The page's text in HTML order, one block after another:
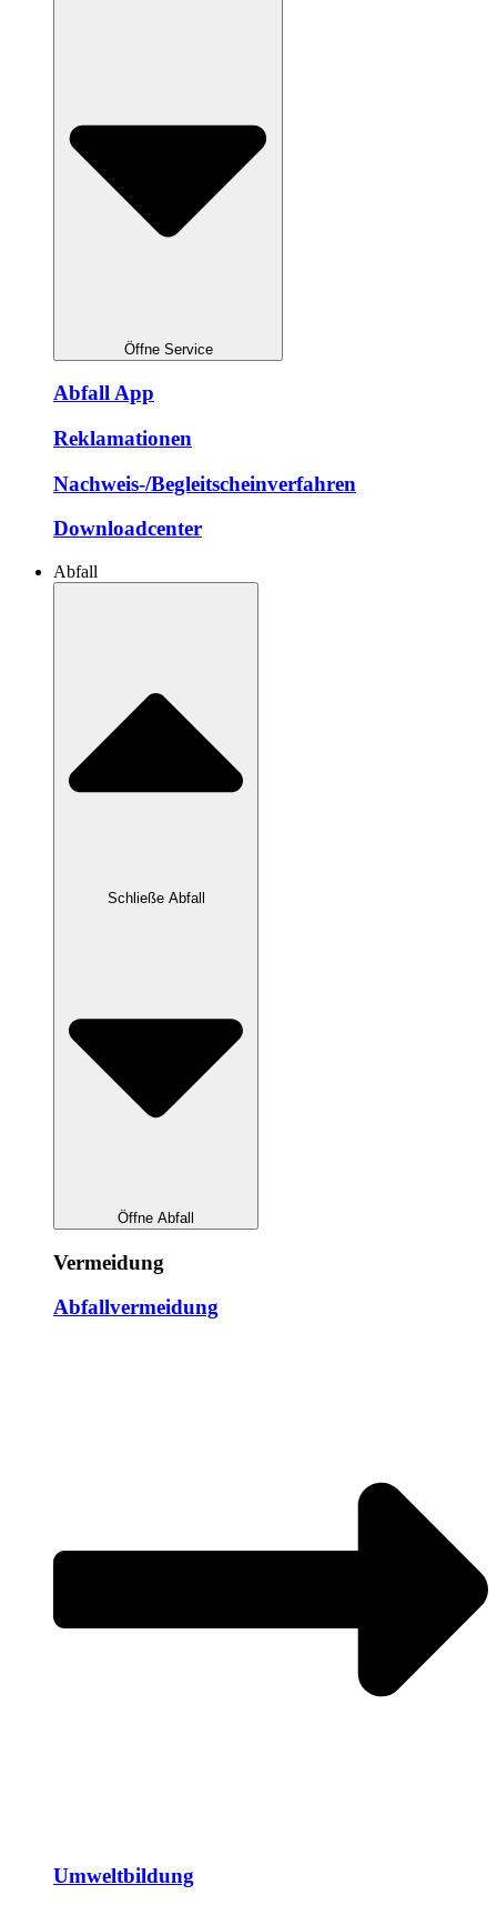
Öffne Service
Abfall App
Reklamationen
Nachweis-/Begleitscheinverfahren
Downloadcenter
Abfall
Schließe Abfall
Öffne Abfall
Vermeidung
Abfallvermeidung
Umweltbildung